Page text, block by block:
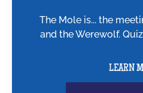
The Mole is... the
and the Werewolf.
LEARN